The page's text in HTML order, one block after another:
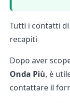
Tutti i contatti
recapiti
Dopo aver
Onda Più, è
contattare il